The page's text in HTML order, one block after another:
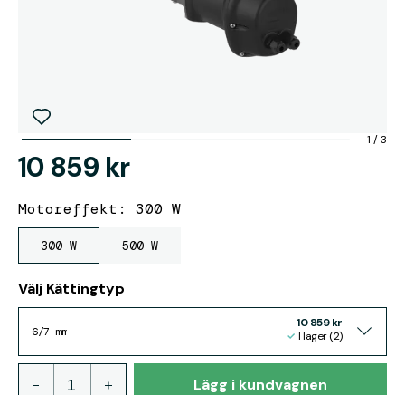
1 /3
10 859 kr
Motoreffekt: 300 W
300 W 500 W
Välj Kättingtyp
6/7 mm
10 859 kr
I lager (2)
Lägg i kundvagnen